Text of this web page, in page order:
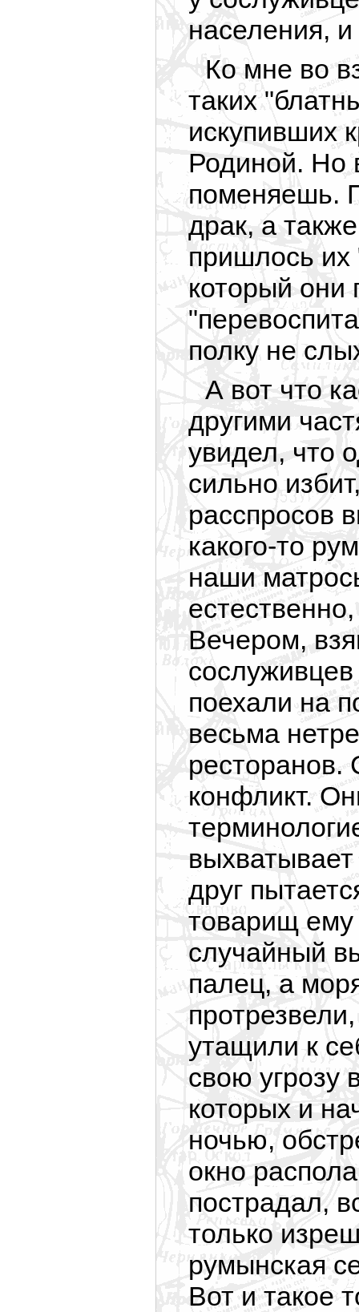
населения,
Ко мне во
таких
искупивших
Родиной. Но
поменяешь.
драк, а
пришлось их
который они
полку не
А вот что
другими
увидел, что
сильно
расспросов
какого-то
наши
Вечером,
сослуживцев
поехали на
весьма
ресторанов.
конфликт.
друг
товарищ ему
случайный
палец, а
утащили к
свою угрозу
которых и
ночью,
окно
пострадал,
только
румынская
Вот и такое